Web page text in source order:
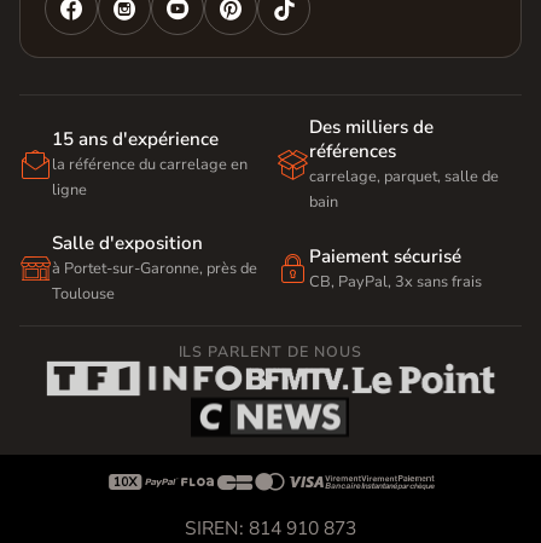
   

15 ans d'expérience
la référence du carrelage en
ligne

Des milliers de
références
carrelage, parquet, salle de
bain

Salle d'exposition
à Portet-sur-Garonne, près de
Toulouse
 Paiement sécurisé
CB, PayPal, 3x sans frais
ILS PARLENT DE NOUS

SIREN: 814 910 873